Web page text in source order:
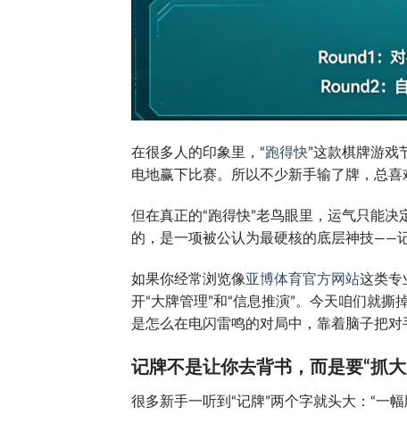
在很多人的印象里，“跑得快”这款棋牌游戏
电地赢下比赛。所以不少新手输了牌，总喜
但在真正的“跑得快”老鸟眼里，运气只能
的，是一项被公认为最硬核的底层神技——
如果你经常浏览像亚博体育官方网站这类专
开“大牌管理”和“信息推演”。今天咱们就
是怎么在电闪雷鸣的对局中，靠着脑子把对
记牌不是让你去背书，而是要“抓
很多新手一听到“记牌”两个字就头大：“一